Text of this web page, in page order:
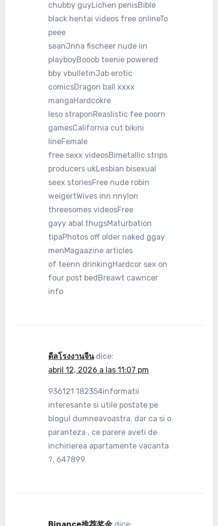
chubby guyLichen penisBible
black hentai videos free onlineTo
peee
seanJnna fischeer nude iin
playboyBooob teenie powered
bby vbulletinJab erotic
comicsDragon ball xxxx
mangaHardcokre
leso straponReaslistic fee poorn
gamesCalifornia cut bikini
lineFemale
free sexx videosBimetallic strips
producers ukLesbian bisexual
seex storiesFree nude robin
weigertWives inn nnylon
threesomes videosFree
gayy abal thugsMaturbation
tipaPhotos off older naked ggay
menMagaazine articles
of teenn drinkingHardcor sex on
four post bedBreawt cawncer
info
ดีลโรงงานจีน dice:
abril 12, 2026 a las 11:07 pm
936121 182354informatii
interesante si utile postate pe
blogul dumneavoastra. dar ca si o
paranteza , ce parere aveti de
inchirierea apartamente vacanta
?. 647899